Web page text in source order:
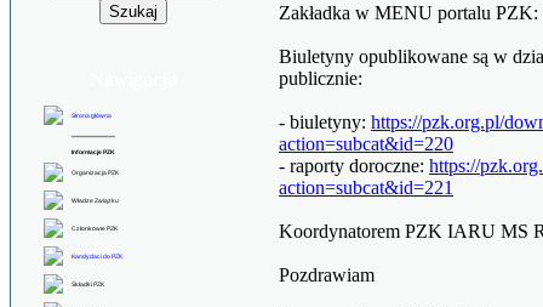
Strona główna
******************
Informacje PZK
Organizacja PZK
Władze Związku
Członkowie PZK
Kandydaci do PZK
Składki PZK
Zakładka w MENU portalu
Biuletyny opublikowane są w
publicznie:
- biuletyny: https://pzk.org.pl/
action=subcat&id=220
- raporty doroczne: https://
action=subcat&id=221
Koordynatorem PZK IARU MS
Pozdrawiam